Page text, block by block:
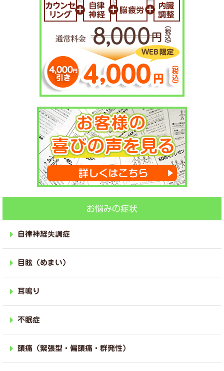
お悩みの症状
自律神経失調症
目眩（めまい）
耳鳴り
不眠症
頭痛（緊張型・偏頭痛・群発性）